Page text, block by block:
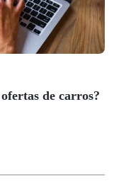
de carros?